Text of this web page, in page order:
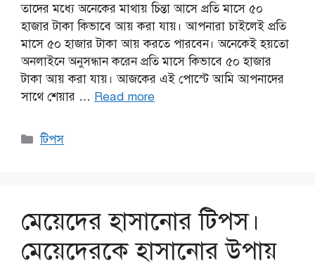
তাদের মধ্যে অনেকের মাথায় চিন্তা আসে প্রতি মাসে ৫০
হাজার টাকা কিভাবে আয় করা যায়। আপনারা চাইলেই প্রতি
মাসে ৫০ হাজার টাকা আয় করতে পারবেন। অনেকেই হয়তো
অনলাইনে অনুসন্ধান করেন প্রতি মাসে কিভাবে ৫০ হাজার
টাকা আয় করা যায়। আজকের এই পোস্টে আমি আপনাদের
সাথে শেয়ার … Read more
Categories
টিপস
মেয়েদের হাসানোর টিপস।
মেয়েদেরকে হাসানোর উপায়